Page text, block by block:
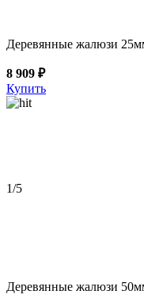
Деревянные жалюзи
8 909 ₽
Купить
1/5
Деревянные жалюзи